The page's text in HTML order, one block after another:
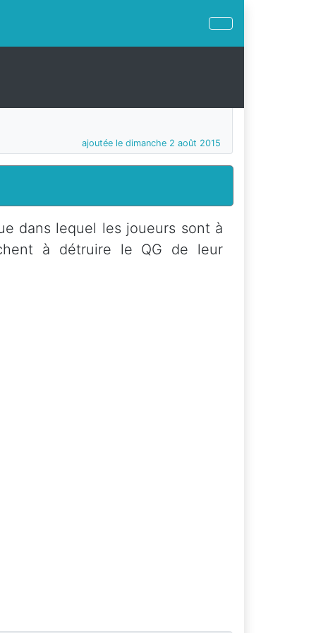
ajoutée le dimanche 2 août 2015
dans lequel les joueurs sont à
à détruire le QG de leur